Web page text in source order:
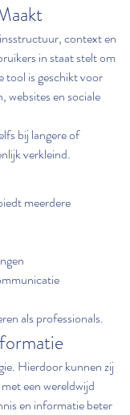
context en
in staat stelt om
tool is geschikt voor
websites en sociale
bij langere of
verkleind.
meerdere
als professionals.
Hierdoor kunnen zij
een wereldwijd
en informatie beter